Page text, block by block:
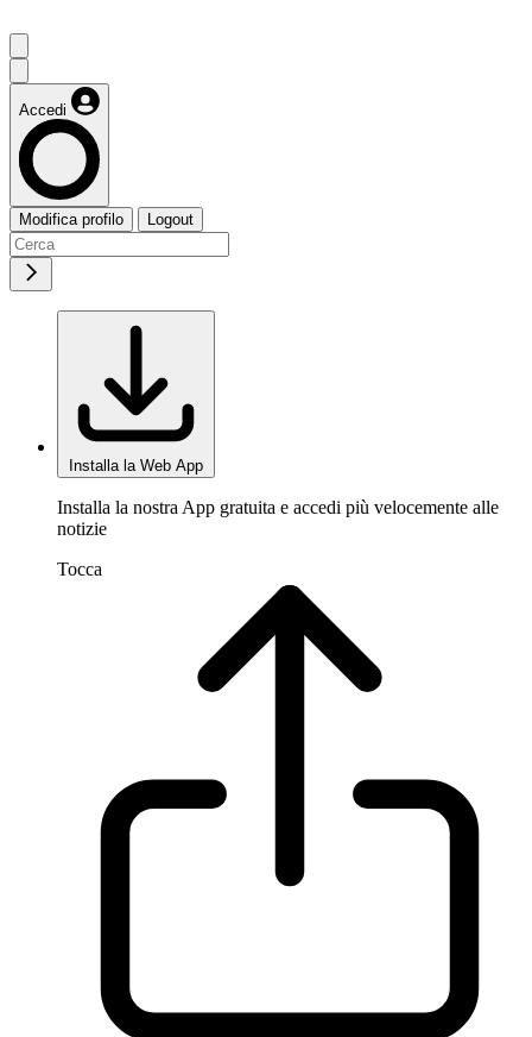
Accedi
Modifica profilo Logout
Installa la Web App
Installa la nostra App gratuita e accedi più velocemente alle
notizie
Tocca